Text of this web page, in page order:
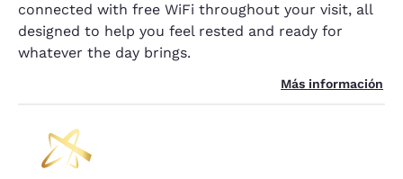
connected with free WiFi throughout your visit, all
designed to help you feel rested and ready for
whatever the day brings.
Más información